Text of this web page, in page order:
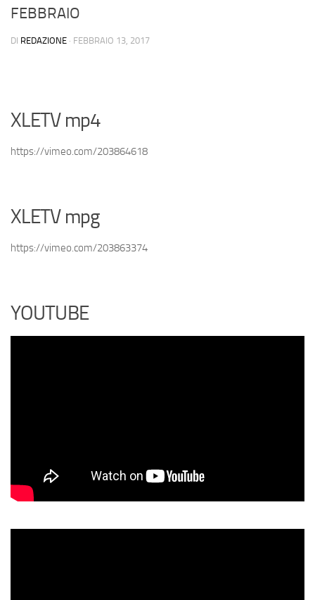
FEBBRAIO
DI REDAZIONE · FEBBRAIO 13, 2017
XLETV mp4
https://vimeo.com/203864618
XLETV mpg
https://vimeo.com/203863374
YOUTUBE